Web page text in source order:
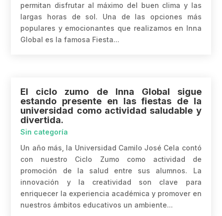
permitan disfrutar al máximo del buen clima y las
largas horas de sol. Una de las opciones más
populares y emocionantes que realizamos en Inna
Global es la famosa Fiesta...
El ciclo zumo de Inna Global sigue
estando presente en las fiestas de la
universidad como actividad saludable y
divertida.
Sin categoría
Un año más, la Universidad Camilo José Cela contó
con nuestro Ciclo Zumo como actividad de
promoción de la salud entre sus alumnos. La
innovación y la creatividad son clave para
enriquecer la experiencia académica y promover en
nuestros ámbitos educativos un ambiente...